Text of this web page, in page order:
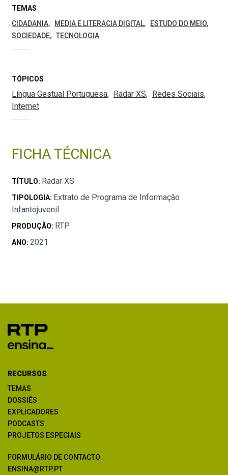
TEMAS
CIDADANIA
MEDIA E LITERACIA DIGITAL
ESTUDO DO MEIO
SOCIEDADE
TECNOLOGIA
TÓPICOS
Língua Gestual Portuguesa Radar XS
Redes Sociais
Internet
FICHA TÉCNICA
TÍTULO: Radar XS
TIPOLOGIA: Extrato de Programa de Informação
Infantojuvenil
PRODUÇÃO: RTP
ANO: 2021
RECURSOS
TEMAS
DOSSIÊS
EXPLICADORES
PODCASTS
PROJETOS ESPECIAIS
FORMULÁRIO DE CONTACTO
ENSINA@RTP.PT